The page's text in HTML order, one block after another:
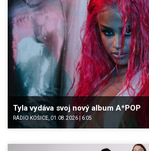
Tyla vydáva svoj nový album A*POP
RÁDIO KOŠICE, 01.08.2026 | 6:05